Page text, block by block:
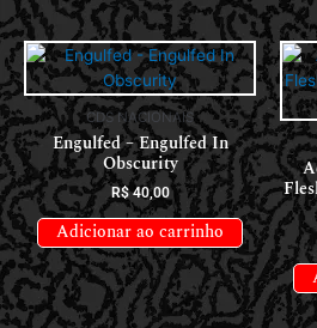
CDS NACIONAIS
Engulfed – Engulfed In
Obscurity
R$40,00
Adicionar ao carrinho